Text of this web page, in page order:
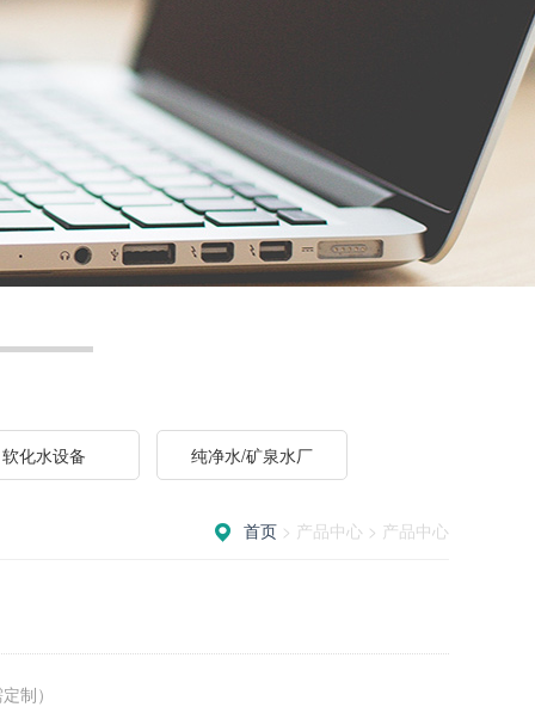
软化水设备 纯净水/矿泉水厂
首页 > 产品中心 > 产品中心
制）